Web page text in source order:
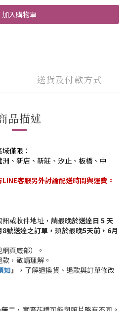
加入購物車
送貨及付款方式
品描述
僅限：
、新店、新莊、汐止、板橋、中
客服另外討論配送時間與運費。
或收件地址，請最晚於送達日 5 天
號送達之訂單，須於最晚5天前，6月
頁底部）。
，敬請理解。
知」
，了解退換貨、退款與訂單修改